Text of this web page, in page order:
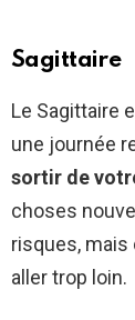
Sagittaire
Le Sagittaire
une journée
sortir de
choses
risques, mais
aller trop loin.